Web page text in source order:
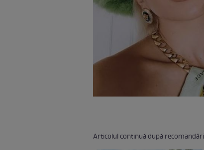
Articolul continuă după recomandări